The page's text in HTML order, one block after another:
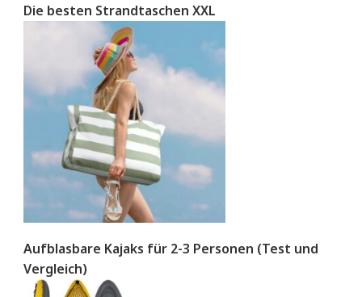
Die besten Strandtaschen XXL
Aufblasbare Kajaks für 2-3 Personen (Test und
Vergleich)